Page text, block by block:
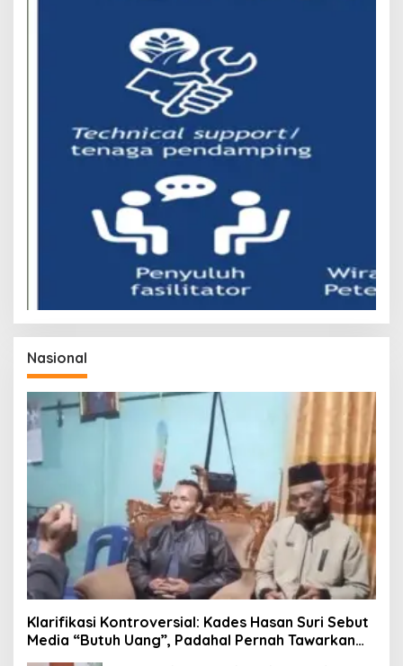
Nasional
Klarifikasi Kontroversial: Kades Hasan Suri Sebut
Media “Butuh Uang”, Padahal Pernah Tawarkan